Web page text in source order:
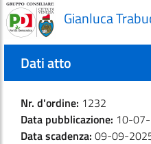
Gianluca
Dati atto
Nr. d'ordine: 1232
Data pubblicazione: 10-
Data scadenza: 09-09-